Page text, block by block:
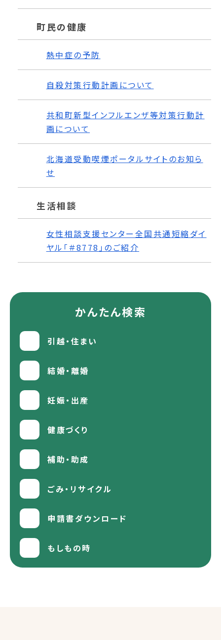
町民の健康
熱中症の予防
自殺対策行動計画について
共和町新型インフルエンザ等対策行動計
画について
北海道受動喫煙ポータルサイトのお知ら
せ
生活相談
女性相談支援センター全国共通短縮ダイ
ヤル「＃8778」のご紹介
かんたん検索
引越・住まい
結婚・離婚
妊娠・出産
健康づくり
補助・助成
ごみ・リサイクル
申請書ダウンロード
もしもの時